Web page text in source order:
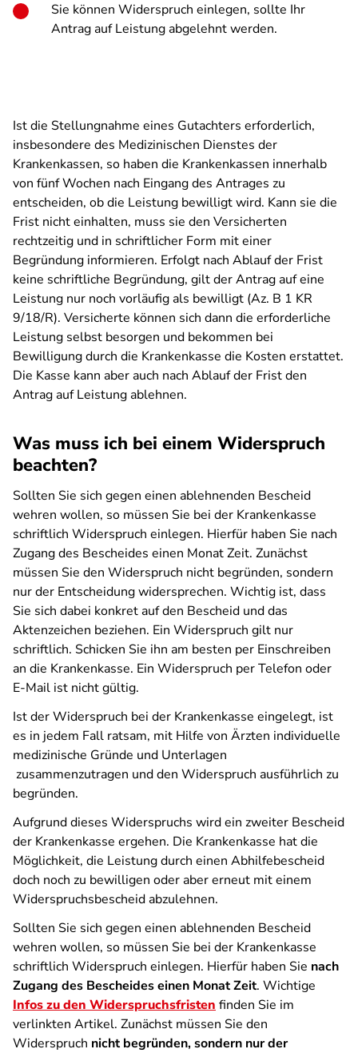
Sie können Widerspruch einlegen, sollte Ihr
Antrag auf Leistung abgelehnt werden.
Ist die Stellungnahme eines Gutachters erforderlich,
insbesondere des Medizinischen Dienstes der
Krankenkassen, so haben die Krankenkassen innerhalb
von fünf Wochen nach Eingang des Antrages zu
entscheiden, ob die Leistung bewilligt wird. Kann sie die
Frist nicht einhalten, muss sie den Versicherten
rechtzeitig und in schriftlicher Form mit einer
Begründung informieren. Erfolgt nach Ablauf der Frist
keine schriftliche Begründung, gilt der Antrag auf eine
Leistung nur noch vorläufig als bewilligt (Az. B 1 KR
9/18/R). Versicherte können sich dann die erforderliche
Leistung selbst besorgen und bekommen bei
Bewilligung durch die Krankenkasse die Kosten erstattet.
Die Kasse kann aber auch nach Ablauf der Frist den
Antrag auf Leistung ablehnen.
Was muss ich bei einem Widerspruch
beachten?
Sollten Sie sich gegen einen ablehnenden Bescheid
wehren wollen, so müssen Sie bei der Krankenkasse
schriftlich Widerspruch einlegen. Hierfür haben Sie nach
Zugang des Bescheides einen Monat Zeit. Zunächst
müssen Sie den Widerspruch nicht begründen, sondern
nur der Entscheidung widersprechen. Wichtig ist, dass
Sie sich dabei konkret auf den Bescheid und das
Aktenzeichen beziehen. Ein Widerspruch gilt nur
schriftlich. Schicken Sie ihn am besten per Einschreiben
an die Krankenkasse. Ein Widerspruch per Telefon oder
E-Mail ist nicht gültig.
Ist der Widerspruch bei der Krankenkasse eingelegt, ist
es in jedem Fall ratsam, mit Hilfe von Ärzten individuelle
medizinische Gründe und Unterlagen
zusammenzutragen und den Widerspruch ausführlich zu
begründen.
Aufgrund dieses Widerspruchs wird ein zweiter Bescheid
der Krankenkasse ergehen. Die Krankenkasse hat die
Möglichkeit, die Leistung durch einen Abhilfebescheid
doch noch zu bewilligen oder aber erneut mit einem
Widerspruchsbescheid abzulehnen.
Sollten Sie sich gegen einen ablehnenden Bescheid
wehren wollen, so müssen Sie bei der Krankenkasse
schriftlich Widerspruch einlegen. Hierfür haben Sie nach
Zugang des Bescheides einen Monat Zeit. Wichtige
Infos zu den Widerspruchsfristen finden Sie im
verlinkten Artikel. Zunächst müssen Sie den
Widerspruch nicht begründen, sondern nur der